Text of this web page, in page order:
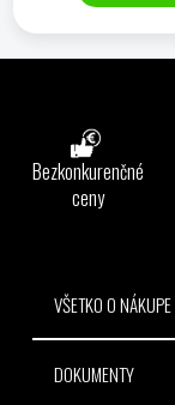
Bezkonkurenčné
ceny
VŠETKO O NÁKUPE
DOKUMENTY